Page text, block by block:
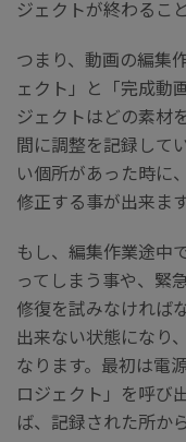
ジェクトが終わるこ
つまり、動画の編集
ェクト」と「完成動
ジェクトはどの素材
間に調整を記録して
い個所があった時に
修正する事が出来ます
もし、編集作業途中
ってしまう事や、緊
修復を試みなければ
出来ない状態になり
なります。最初は電
ロジェクト」を呼び
ば、記録された所か